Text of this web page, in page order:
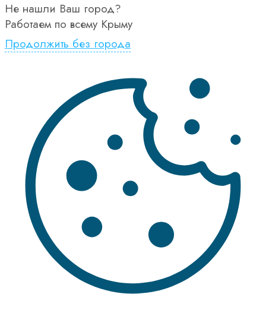
Не нашли Ваш город?
Работаем по всему Крыму
Продолжить без города